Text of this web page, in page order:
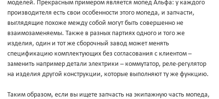
моделей. Прекрасным примером является мопед Альфа: у каждого
производителя есть свои особенности этого мопеда, и запчасти,
выглядящие похоже между собой могут быть совершенно не
взаимозаменяемы. Также в разных партиях одного и того же
изделия, один и тот же сборочный завод может менять
спецификацию комплектующих без согласования с клиентом –
заменить например детали электрики – коммутатор, реле-регулятор
на изделия другой конструкции, которые выполняют ту же функцию.
Таким образом, если вы ищете запчасть на экипажную часть мопеда,